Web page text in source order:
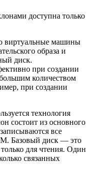
доступна только
виртуальные машины
образа и
диск.
при создании
количеством
при создании
технология
состоит из основного
все
Базовый диск — это
для чтения. Один
связанных